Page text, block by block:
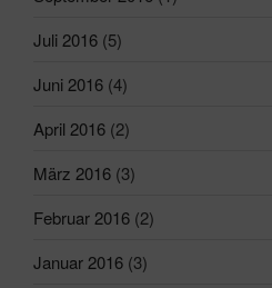
Juli 2016 (5)
Juni 2016 (4)
April 2016 (2)
März 2016 (3)
Februar 2016 (2)
Januar 2016 (3)